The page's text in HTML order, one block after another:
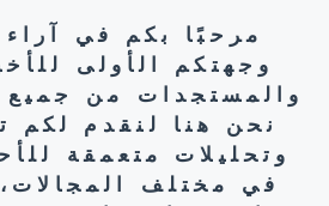
مرحبًا بكم في آراء
وجهتكم الأولى
والمستجدات من جميع
نحن هنا لنقدم لكم
وتحليلات متعمقة
في مختلف